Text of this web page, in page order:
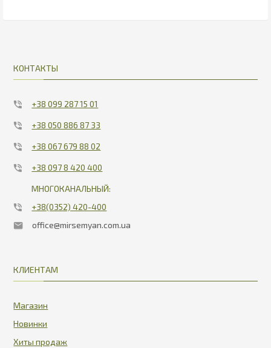
КОНТАКТЫ
+38 099 287 15 01
+38 050 886 87 33
+38 067 679 88 02
+38 097 8 420 400
МНОГОКАНАЛЬНЫЙ:
+38(0352) 420-400
office@mirsemyan.com.ua
КЛИЕНТАМ
Магазин
Новинки
Хиты продаж